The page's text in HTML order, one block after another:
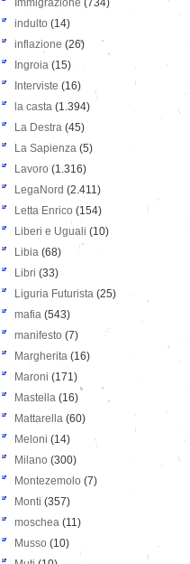
Immigrazione (734)
indulto (14)
inflazione (26)
Ingroia (15)
Interviste (16)
la casta (1.394)
La Destra (45)
La Sapienza (5)
Lavoro (1.316)
LegaNord (2.411)
Letta Enrico (154)
Liberi e Uguali (10)
Libia (68)
Libri (33)
Liguria Futurista (25)
mafia (543)
manifesto (7)
Margherita (16)
Maroni (171)
Mastella (16)
Mattarella (60)
Meloni (14)
Milano (300)
Montezemolo (7)
Monti (357)
moschea (11)
Musso (10)